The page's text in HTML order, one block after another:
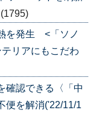
(1795)
を発生 <「ソノ
リアにもこだわ
確認できる〈「中
便を解消('22/11/1